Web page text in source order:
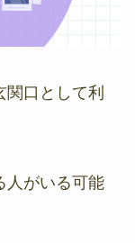
口として利
人がいる可能